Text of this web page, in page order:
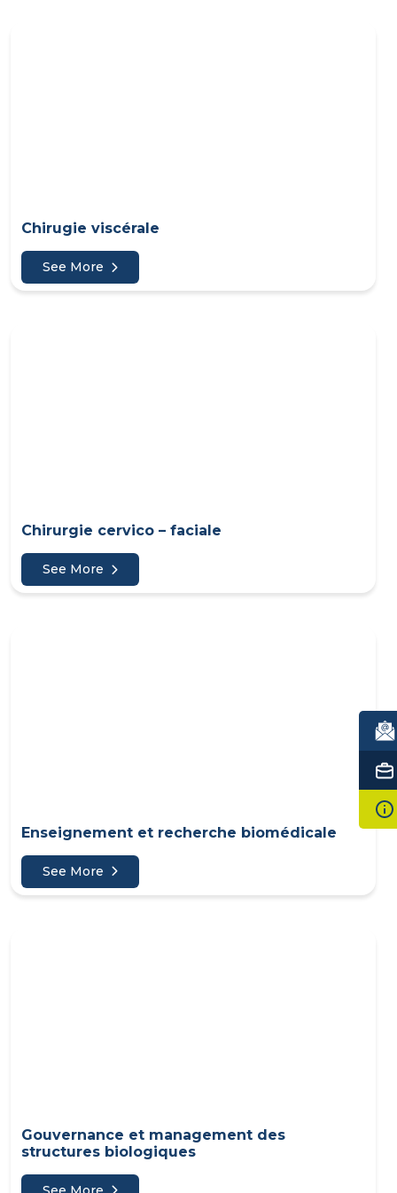
Chirugie viscérale
See More
Chirurgie cervico – faciale
See More
Enseignement et recherche biomédicale
See More
Gouvernance et management des
structures biologiques